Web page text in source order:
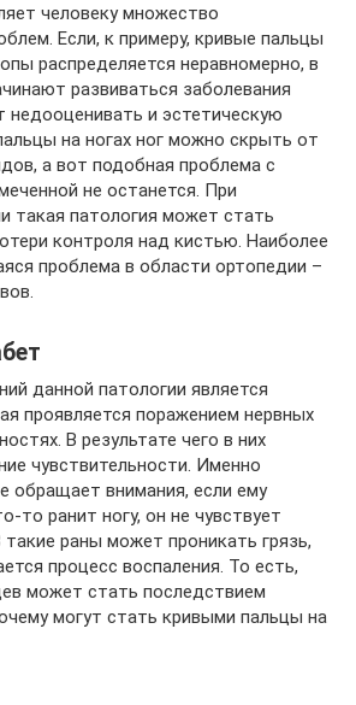
человеку множество
Если, к примеру, кривые пальцы
распределяется неравномерно, в
развиваться заболевания
недооценивать и эстетическую
на ногах ног можно скрыть от
а вот подобная проблема с
не останется. При
такая патология может стать
контроля над кистью. Наиболее
проблема в области ортопедии –
данной патологии является
проявляется поражением нервных
В результате чего в них
чувствительности. Именно
обращает внимания, если ему
то ранит ногу, он не чувствует
раны может проникать грязь,
процесс воспаления. То есть,
может стать последствием
могут стать кривыми пальцы на